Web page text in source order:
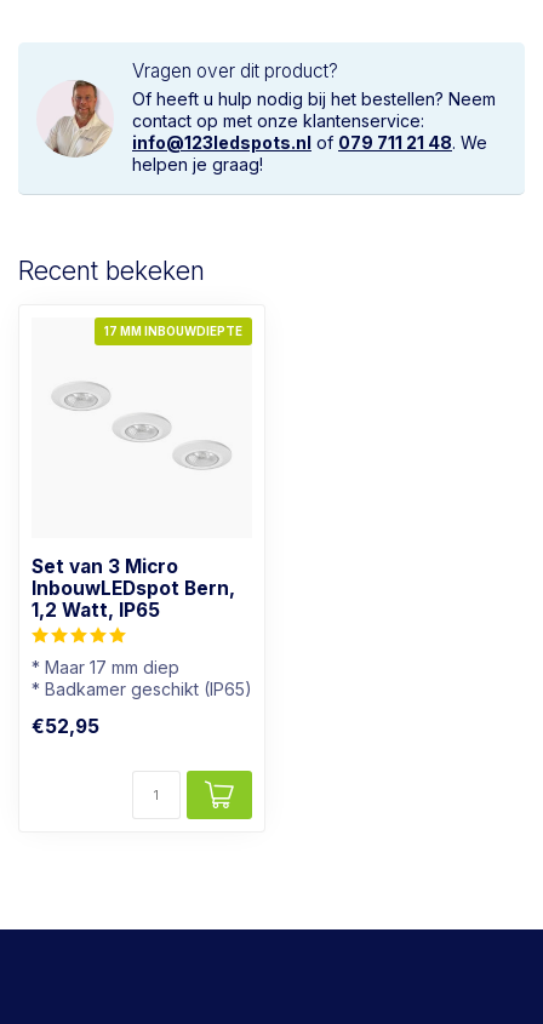
Vragen over dit product?
Of heeft u hulp nodig bij het bestellen? Neem
contact op met onze klantenservice:
info@123ledspots.nl of 079 711 21 48. We
helpen je graag!
Recent bekeken
17 MM INBOUWDIEPTE
Set van 3 Micro
InbouwLEDspot Bern,
1,2 Watt, IP65
* Maar 17 mm diep
* Badkamer geschikt (IP65)
* Dimbaar
€52,95